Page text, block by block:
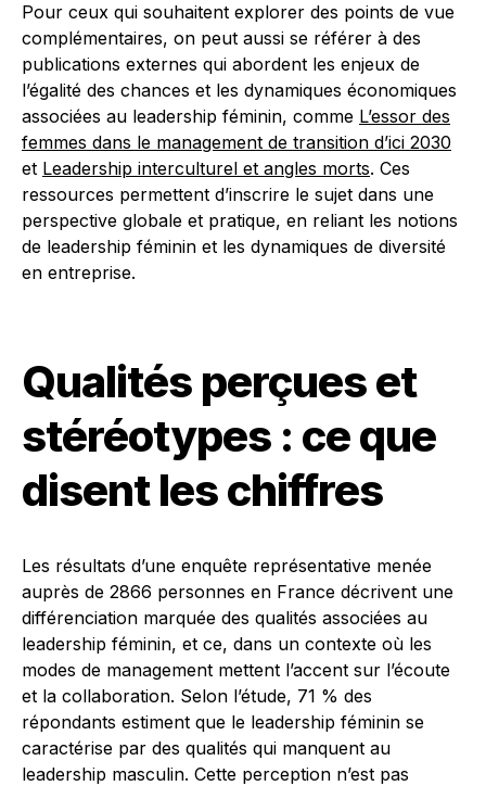
Pour ceux qui souhaitent explorer des points de vue
complémentaires, on peut aussi se référer à des
publications externes qui abordent les enjeux de
l’égalité des chances et les dynamiques économiques
associées au leadership féminin, comme L’essor des
femmes dans le management de transition d’ici 2030
et Leadership interculturel et angles morts. Ces
ressources permettent d’inscrire le sujet dans une
perspective globale et pratique, en reliant les notions
de leadership féminin et les dynamiques de diversité
en entreprise.
Qualités perçues et
stéréotypes : ce que
disent les chiffres
Les résultats d’une enquête représentative menée
auprès de 2866 personnes en France décrivent une
différenciation marquée des qualités associées au
leadership féminin, et ce, dans un contexte où les
modes de management mettent l’accent sur l’écoute
et la collaboration. Selon l’étude, 71 % des
répondants estiment que le leadership féminin se
caractérise par des qualités qui manquent au
leadership masculin. Cette perception n’est pas